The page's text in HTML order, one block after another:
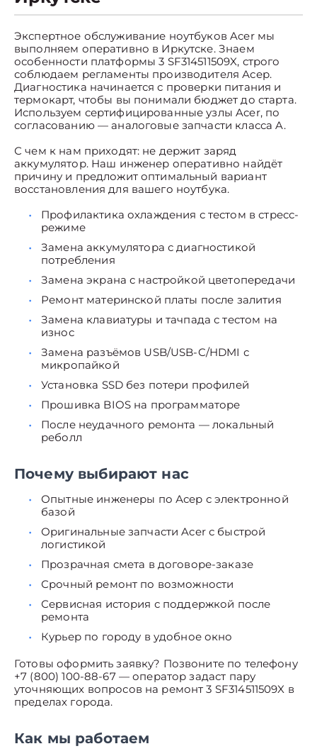
Экспертное обслуживание ноутбуков Acer мы
выполняем оперативно в Иркутске. Знаем
особенности платформы 3 SF314511509X, строго
соблюдаем регламенты производителя Асер.
Диагностика начинается с проверки питания и
термокарт, чтобы вы понимали бюджет до старта.
Используем сертифицированные узлы Acer, по
согласованию — аналоговые запчасти класса A.
С чем к нам приходят: не держит заряд
аккумулятор. Наш инженер оперативно найдёт
причину и предложит оптимальный вариант
восстановления для вашего ноутбука.
Профилактика охлаждения с тестом в стресс-
режиме
Замена аккумулятора с диагностикой
потребления
Замена экрана с настройкой цветопередачи
Ремонт материнской платы после залития
Замена клавиатуры и тачпада с тестом на
износ
Замена разъёмов USB/USB-C/HDMI с
микропайкой
Установка SSD без потери профилей
Прошивка BIOS на программаторе
После неудачного ремонта — локальный
реболл
Почему выбирают нас
Опытные инженеры по Асер с электронной
базой
Оригинальные запчасти Acer с быстрой
логистикой
Прозрачная смета в договоре-заказе
Срочный ремонт по возможности
Сервисная история с поддержкой после
ремонта
Курьер по городу в удобное окно
Готовы оформить заявку? Позвоните по телефону
+7 (800) 100-88-67 — оператор задаст пару
уточняющих вопросов на ремонт 3 SF314511509X в
пределах города.
Как мы работаем